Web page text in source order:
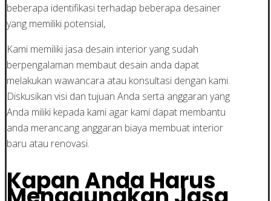
beberapa identifikasi terhadap beberapa desainer
yang memiliki potensial,
Kami memiliki jasa desain interior yang sudah
berpengalaman membaut desain anda dapat
melakukan wawancara atau konsultasi dengan kami.
Diskusikan visi dan tujuan Anda serta anggaran yang
Anda miliki kepada kami agar kami dapat membantu
anda merancang anggaran biaya membuat interior
baru atau renovasi.
Kapan Anda Harus